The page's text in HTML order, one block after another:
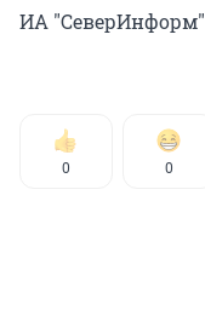
ИА "СеверИнформ"
0 0